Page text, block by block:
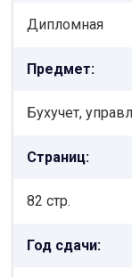
Дипломная
Предмет:
Бухучет,
Страниц:
82 стр.
Год сдачи: